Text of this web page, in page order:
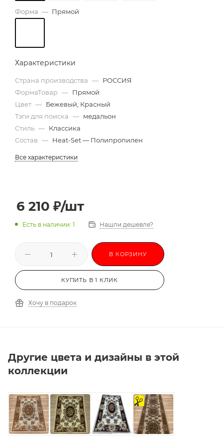
Форма — Прямой
Характеристики
Страна производства — РОССИЯ
ФормаТовар — Прямой
Цвет — Бежевый, Красный
Тэги для поиска — медальон
Стиль — Классика
Состав — Heat-Set — Полипропилен
Все характеристики
6 210 ₽/шт
Есть в наличии: 1 Нашли дешевле?
В КОРЗИНУ
КУПИТЬ В 1 КЛИК
Хочу в подарок
Другие цвета и дизайны в этой
коллекции
на
отрез